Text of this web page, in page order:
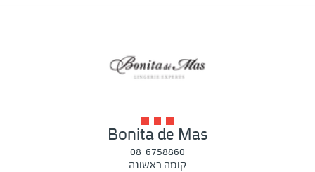
Bonita de Mas
08-6758860
קומה ראשונה